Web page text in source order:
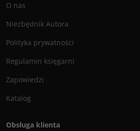
O nas
Niezbędnik Autora
Polityka prywatności
Regulamin księgarni
Zapowiedzi
Katalog
Obsługa klienta